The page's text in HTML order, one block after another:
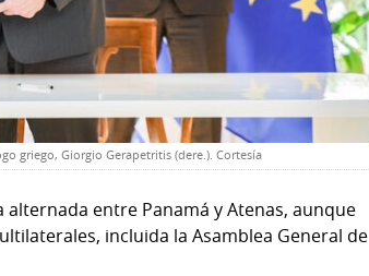
griego, Giorgio Gerapetritis (dere.). Cortesía
entre Panamá y Atenas, aunque
incluida la Asamblea General de